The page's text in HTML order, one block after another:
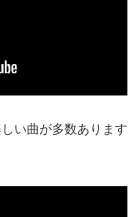
い曲が多数あります